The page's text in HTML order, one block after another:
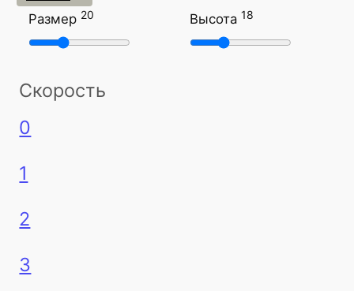
Размер 20 Высота 18
Скорость
0
1
2
3